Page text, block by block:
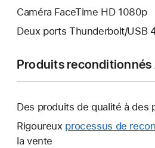
Caméra FaceTime HD 1080p
Deux ports Thunderbolt/USB
Produits reconditionnés
Des produits de qualité à des
Rigoureux processus de
la vente